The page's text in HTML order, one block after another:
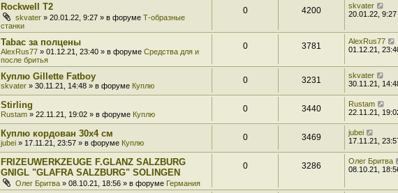
Rockwell T2
skvater » 20.01.22, 9:27 » в форуме Т-образные
станки
0 4200
skvater
20.01.22, 9:27
Tabac за полцены
AlexRus77 » 01.12.21, 23:40 » в форуме Средства для и
после бритья
0 3781
AlexRus77
01.12.21,
Куплю Gillette Fatboy
skvater » 30.11.21, 14:48 » в форуме Куплю
0 3231
skvater
30.11.21,
Stirling
Rustam » 22.11.21, 19:02 » в форуме Куплю
0 3440
Rustam
22.11.21,
Куплю кордован 30x4 см
jubei » 17.11.21, 23:57 » в форуме Куплю
0 3469
jubei
17.11.21,
FRIZEUWERKZEUGE F.GLANZ SALZBURG
GNIGL "GLAFRA SALZBURG" SOLINGEN
Олег Бритва » 08.10.21, 18:56 » в форуме Германия
0 3286
Олег Бритва
08.10.21,